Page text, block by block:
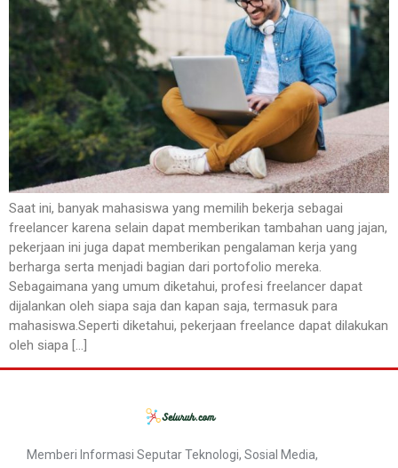
Saat ini, banyak mahasiswa yang memilih bekerja sebagai
freelancer karena selain dapat memberikan tambahan uang jajan,
pekerjaan ini juga dapat memberikan pengalaman kerja yang
berharga serta menjadi bagian dari portofolio mereka.
Sebagaimana yang umum diketahui, profesi freelancer dapat
dijalankan oleh siapa saja dan kapan saja, termasuk para
mahasiswa.Seperti diketahui, pekerjaan freelance dapat dilakukan
oleh siapa […]
Memberi Informasi Seputar Teknologi, Sosial Media,